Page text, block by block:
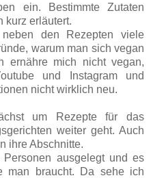
ein. Bestimmte Zutaten
kurz erläutert.
den Rezepten viele
warum man sich vegan
ernähre mich nicht vegan,
und Instagram und
nicht wirklich neu.
um Rezepte für das
weiter geht. Auch
ihre Abschnitte.
ausgelegt und es
man braucht. Da sehe ich